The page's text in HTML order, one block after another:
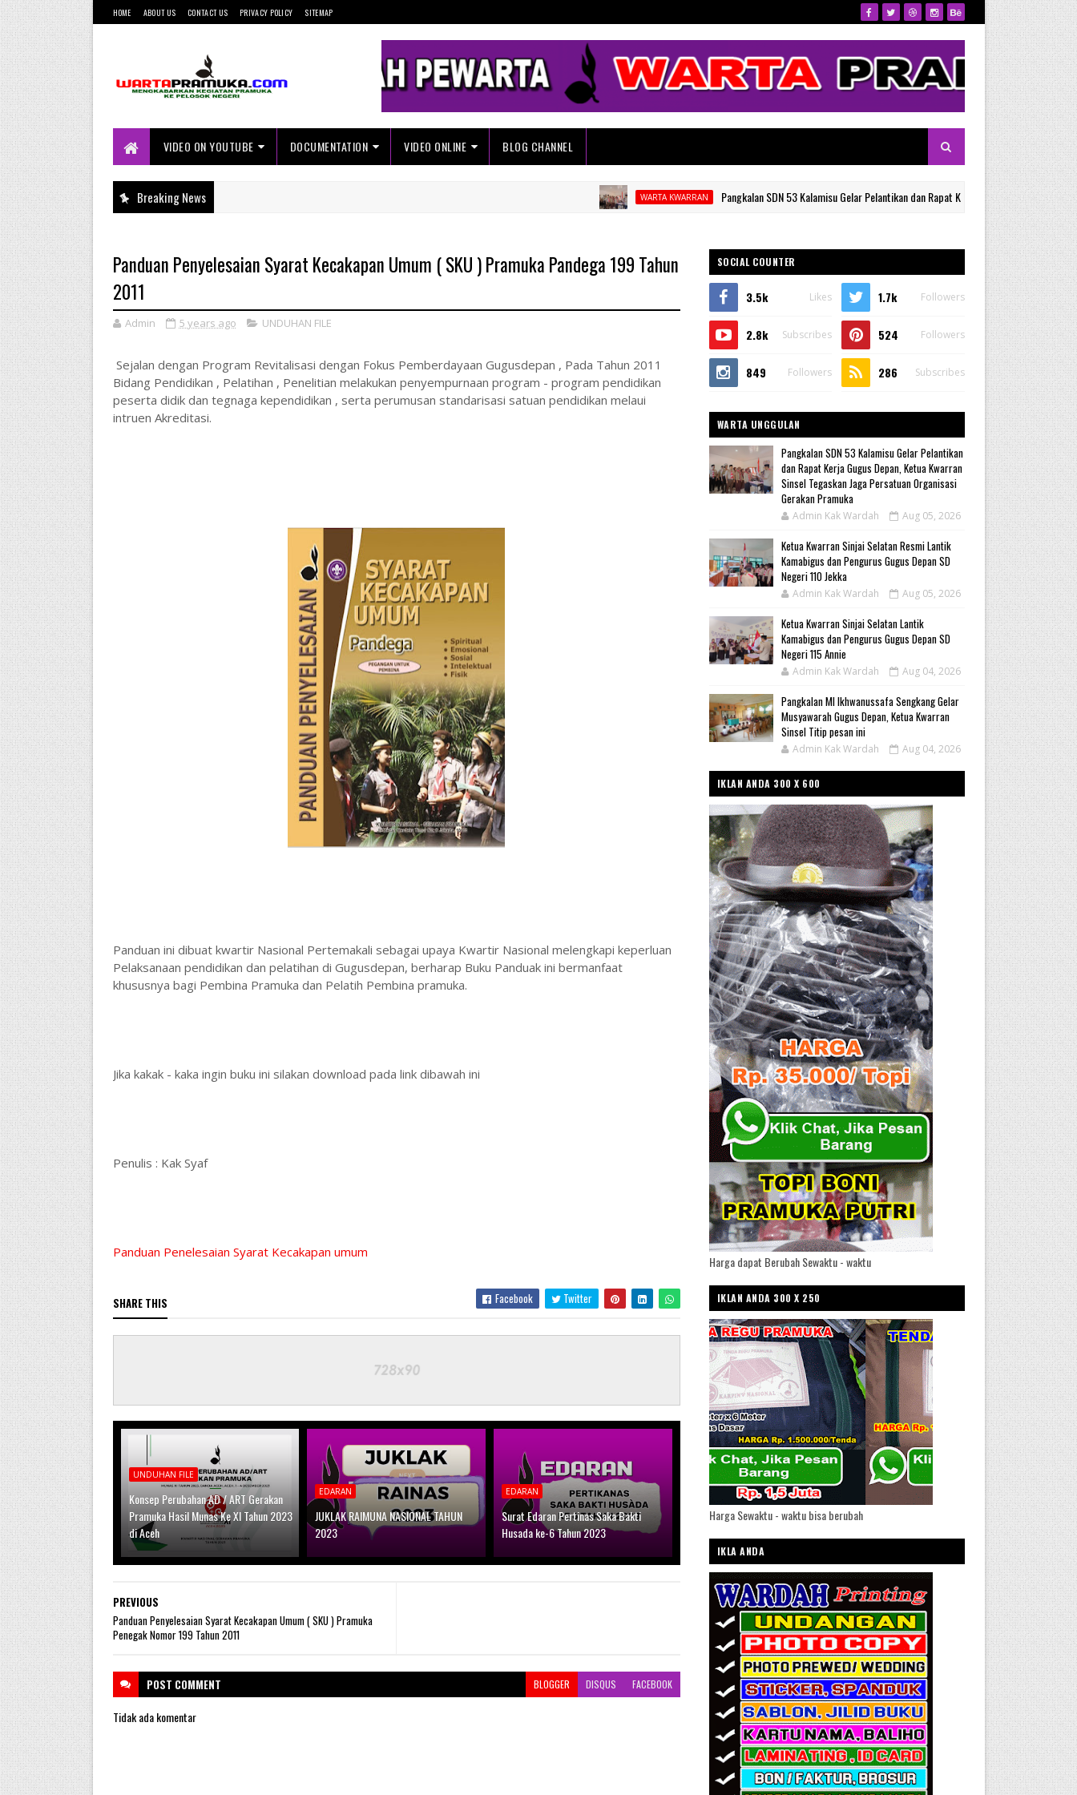
HOME ABOUT US CONTACT US PRIVACY POLICY SITEMAP
Pelosok Negeri
VIDEO ON YOUTUBE
DOCUMENTATION VIDEO ONLINE BLOG CHANNEL
Breaking News WARTA KWARRAN Pangkalan SDN 53 Kalamisu Gelar Pelantikan dan Rapat Kerja Gugus Depan, Ketua Kwarran
Panduan Penyelesaian Syarat Kecakapan Umum ( SKU ) Pramuka Pandega 199 Tahun
2011
Admin 5 years ago UNDUHAN FILE
Sejalan dengan Program Revitalisasi dengan Fokus Pemberdayaan Gugusdepan , Pada Tahun 2011
Bidang Pendidikan , Pelatihan , Penelitian melakukan penyempurnaan program - program pendidikan
peserta didik dan tegnaga kependidikan , serta perumusan standarisasi satuan pendidikan melaui
intruen Akreditasi.
Panduan ini dibuat kwartir Nasional Pertemakali sebagai upaya Kwartir Nasional melengkapi keperluan
Pelaksanaan pendidikan dan pelatihan di Gugusdepan, berharap Buku Panduak ini bermanfaat
khususnya bagi Pembina Pramuka dan Pelatih Pembina pramuka.
Jika kakak - kaka ingin buku ini silakan download pada link dibawah ini
Penulis : Kak Syaf
Panduan Penelesaian Syarat Kecakapan umum
SHARE THIS Facebook Twitter
UNDUHAN FILE
Konsep Perubahan AD / ART Gerakan
Pramuka Hasil Munas Ke XI Tahun 2023
di Aceh
EDARAN
JUKLAK RAIMUNA NASIONAL TAHUN
2023
EDARAN
Surat Edaran Pertinas Saka Bakti
Husada ke-6 Tahun 2023
PREVIOUS
Panduan Penyelesaian Syarat Kecakapan Umum ( SKU ) Pramuka
Penegak Nomor 199 Tahun 2011
POST COMMENT BLOGGER DISQUS FACEBOOK
Tidak ada komentar
SOCIAL COUNTER
3.5k Likes 1.7k Followers
2.8k Subscribes 524 Followers
849 Followers 286 Subscribes
WARTA UNGGULAN
Pangkalan SDN 53 Kalamisu Gelar Pelantikan
dan Rapat Kerja Gugus Depan, Ketua Kwarran
Sinsel Tegaskan Jaga Persatuan Organisasi
Gerakan Pramuka
Admin Kak Wardah Aug 05, 2026
Ketua Kwarran Sinjai Selatan Resmi Lantik
Kamabigus dan Pengurus Gugus Depan SD
Negeri 110 Jekka
Admin Kak Wardah Aug 05, 2026
Ketua Kwarran Sinjai Selatan Lantik
Kamabigus dan Pengurus Gugus Depan SD
Negeri 115 Annie
Admin Kak Wardah Aug 04, 2026
Pangkalan MI Ikhwanussafa Sengkang Gelar
Musyawarah Gugus Depan, Ketua Kwarran
Sinsel Titip pesan ini
Admin Kak Wardah Aug 04, 2026
IKLAN ANDA 300 X 600
Harga dapat Berubah Sewaktu - waktu
IKLAN ANDA 300 X 250
Harga Sewaktu - waktu bisa berubah
IKLA ANDA